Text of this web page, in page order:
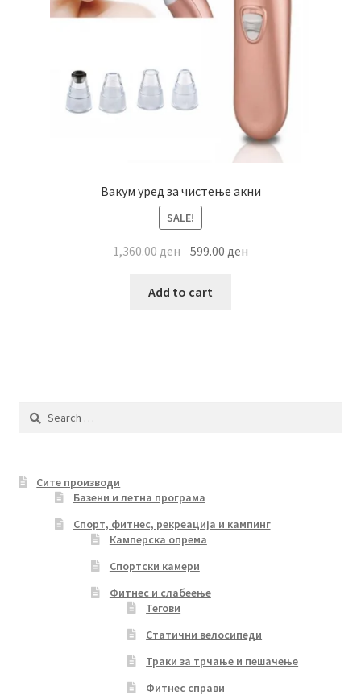
Вакум уред за чистење акни
SALE!
1,360.00ден Original
was:
599.00 ден
Add to cart
Search
Сите производи
Базени и летна програма
Спорт, фитнес, рекреација и кампинг
Камперска опрема
Спортски камери
Фитнес и слабеење
Тегови
Статични велосипеди
Траки за трчање и пешачење
Фитнес справи